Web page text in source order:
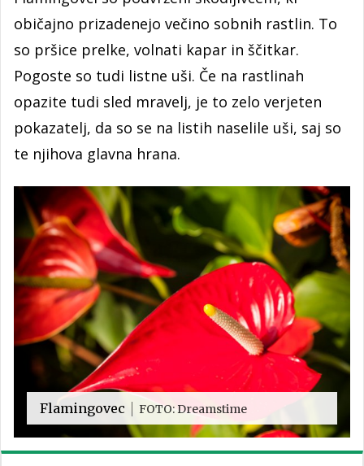
običajno prizadenejo večino sobnih rastlin. To
so pršice prelke, volnati kapar in ščitkar.
Pogoste so tudi listne uši. Če na rastlinah
opazite tudi sled mravelj, je to zelo verjeten
pokazatelj, da so se na listih naselile uši, saj so
te njihova glavna hrana.
Flamingovec FOTO: Dreamstime